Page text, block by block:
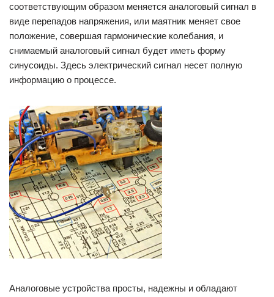
соответствующим образом меняется аналоговый сигнал в
виде перепадов напряжения, или маятник меняет свое
положение, совершая гармонические колебания, и
снимаемый аналоговый сигнал будет иметь форму
синусоиды. Здесь электрический сигнал несет полную
информацию о процессе.
Аналоговые устройства просты, надежны и обладают